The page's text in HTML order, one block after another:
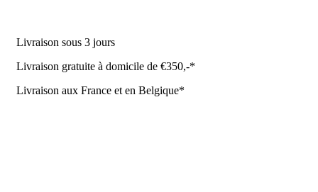
Livraison sous 3 jours
Livraison gratuite à domicile de €350,-*
Livraison aux France et en Belgique*